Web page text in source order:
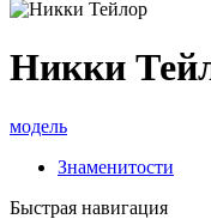
Никки
модель
Знаменитости
Быстрая навигация